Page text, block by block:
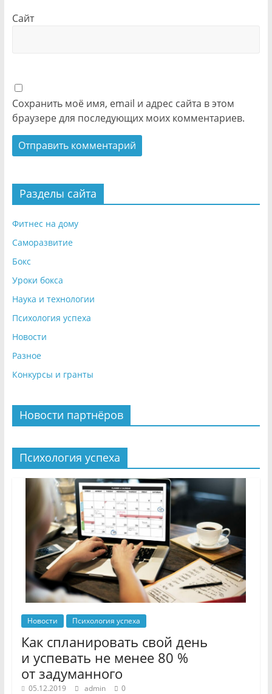
Сайт
Сохранить моё имя, email и адрес сайта в этом
браузере для последующих моих комментариев.
Разделы сайта
Фитнес на дому
Саморазвитие
Бокс
Уроки бокса
Наука и технологии
Психология успеха
Новости
Разное
Конкурсы и гранты
Новости партнёров
Психология успеха
Новости Психология успеха
Как спланировать свой день
и успевать не менее 80 %
от задуманного
05.12.2019 admin 0